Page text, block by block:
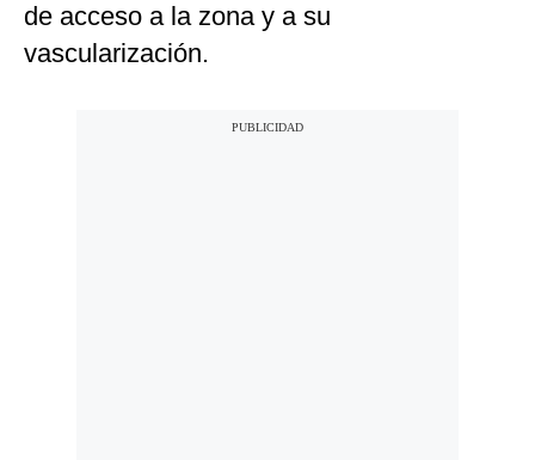
de acceso a la zona y a su
vascularización.